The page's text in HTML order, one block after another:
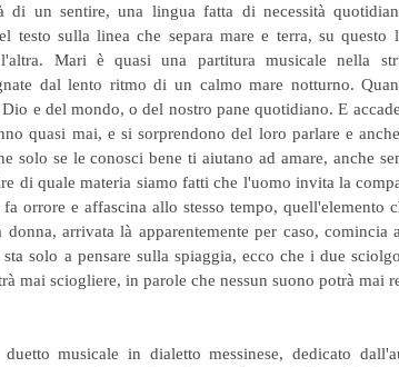
di un sentire, una lingua fatta di necessità
testo sulla linea che separa mare e terra, su
l'altra. Mari è quasi una partitura musicale nella
dal lento ritmo di un calmo mare notturno.
e del mondo, o del nostro pane quotidiano. E
quasi mai, e si sorprendono del loro parlare e
solo se le conosci bene ti aiutano ad amare, anche
di quale materia siamo fatti che l'uomo invita la
fa orrore e affascina allo stesso tempo, quell'elemento
donna, arrivata là apparentemente per caso,
sta solo a pensare sulla spiaggia, ecco che i due
mai sciogliere, in parole che nessun suono potrà mai
duetto musicale in dialetto messinese, dedicato